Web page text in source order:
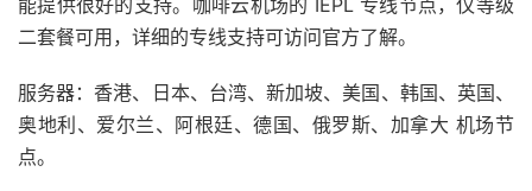
能提供很好的支持。咖啡云机场的 IEPL 专线节点，仅等级
二套餐可用，详细的专线支持可访问官方了解。
服务器：香港、日本、台湾、新加坡、美国、韩国、英国、
奥地利、爱尔兰、阿根廷、德国、俄罗斯、加拿大 机场节
点。